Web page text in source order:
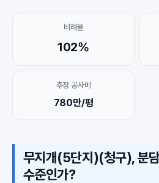
비례율
102%
추정 공사비
780만/평
무지개(5단지)(청구), 분
수준인가?